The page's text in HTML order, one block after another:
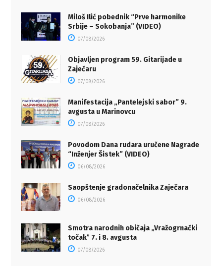
Miloš Ilić pobednik “Prve harmonike
Srbije – Sokobanja” (VIDEO)
07/08/2026
Objavljen program 59. Gitarijade u
Zaječaru
07/08/2026
Manifestacija „Pantelejski sabor” 9.
avgusta u Marinovcu
07/08/2026
Povodom Dana rudara uručene Nagrade
“Inženjer Šistek” (VIDEO)
06/08/2026
Saopštenje gradonačelnika Zaječara
06/08/2026
Smotra narodnih običaja „Vražogrnački
točakˮ 7. i 8. avgusta
07/08/2026